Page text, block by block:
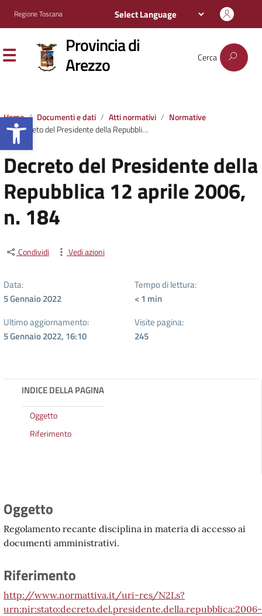
Apri la barra degli strumenti
Regione Toscana
Provincia di
Arezzo Cerca
Home Documenti e dati Atti normativi
Normative
Decreto del Presidente della Repubblica 12 aprile 2006, n. 184
Decreto del Presidente della
Repubblica 12 aprile 2006,
n. 184
Condividi Vedi azioni
Data:
5 Gennaio 2022
Tempo di lettura:
< 1 min
Ultimo aggiornamento:
5 Gennaio 2022, 16:10
Visite pagina:
245
INDICE DELLA PAGINA
Oggetto
Riferimento
Oggetto
Regolamento recante disciplina in materia di accesso ai
documenti amministrativi.
Riferimento
http://www.normattiva.it/uri-res/N2Ls?
urn:nir:stato:decreto.del.presidente.della.repubblica:2006-